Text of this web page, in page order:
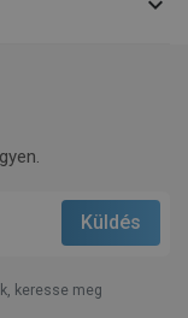
keresse meg